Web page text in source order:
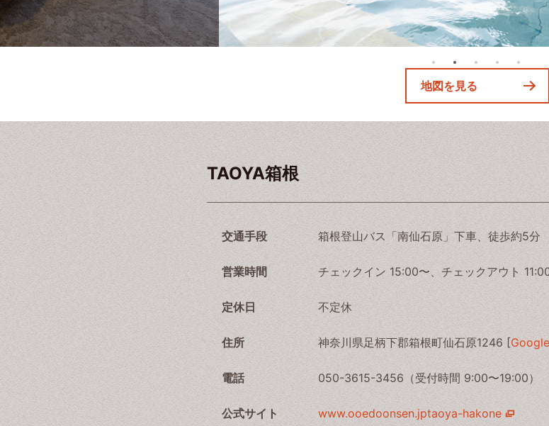
地図を見る
TAOYA箱根
交通手段 箱根登山バス「南仙石原」下車、徒歩約5分
営業時間 チェックイン 15:00〜、チェックアウト
定休日 不定休
住所 神奈川県足柄下郡箱根町仙石原1246 [
電話 050-3615-3456（受付時間 9:00〜19:00）
公式サイト www.ooedoonsen.jptaoya-hakone